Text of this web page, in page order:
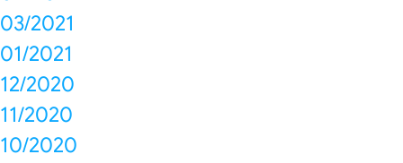
03/2021
01/2021
12/2020
11/2020
10/2020